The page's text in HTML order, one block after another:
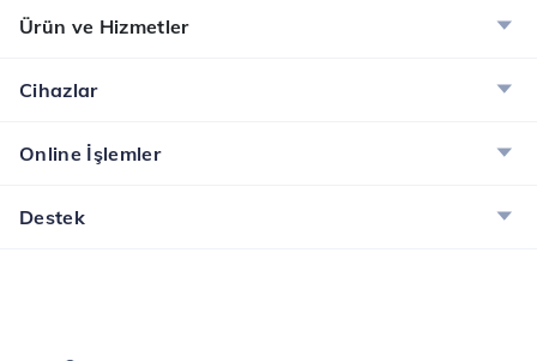
Ürün ve Hizmetler
Cihazlar
Online İşlemler
Destek